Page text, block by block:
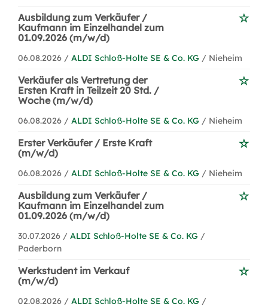
Ausbildung zum Verkäufer /
Kaufmann im Einzelhandel zum
01.09.2026 (m/w/d)
06.08.2026 / ALDI Schloß-Holte SE & Co. KG / Nieheim
Verkäufer als Vertretung der
Ersten Kraft in Teilzeit 20 Std. /
Woche (m/w/d)
06.08.2026 / ALDI Schloß-Holte SE & Co. KG / Nieheim
Erster Verkäufer / Erste Kraft
(m/w/d)
06.08.2026 / ALDI Schloß-Holte SE & Co. KG / Nieheim
Ausbildung zum Verkäufer /
Kaufmann im Einzelhandel zum
01.09.2026 (m/w/d)
30.07.2026 / ALDI Schloß-Holte SE & Co. KG /
Paderborn
Werkstudent im Verkauf
(m/w/d)
02.08.2026 / ALDI Schloß-Holte SE & Co. KG /